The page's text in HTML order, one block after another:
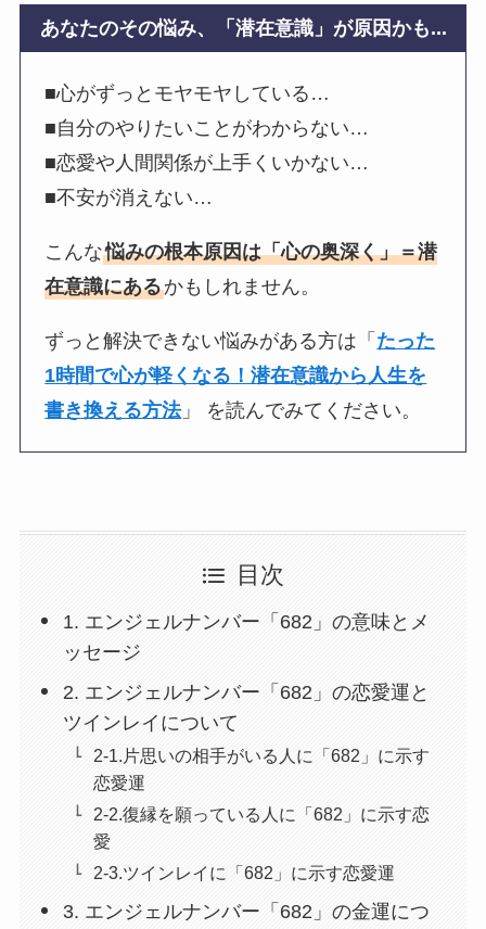
あなたのその悩み、「潜在意識」が原因かも...
■心がずっとモヤモヤしている…
■自分のやりたいことがわからない…
■恋愛や人間関係が上手くいかない…
■不安が消えない…
こんな悩みの根本原因は「心の奥深く」＝潜
在意識にあるかもしれません。
ずっと解決できない悩みがある方は「 たった
1時間で心が軽くなる！潜在意識から人生を
書き換える方法」 を読んでみてください。
目次
1. エンジェルナンバー「682」の意味とメ
ッセージ
2. エンジェルナンバー「682」の恋愛運と
ツインレイについて
2-1.片思いの相手がいる人に「682」に示す
恋愛運
2-2.復縁を願っている人に「682」に示す恋
愛
2-3.ツインレイに「682」に示す恋愛運
3. エンジェルナンバー「682」の金運につ